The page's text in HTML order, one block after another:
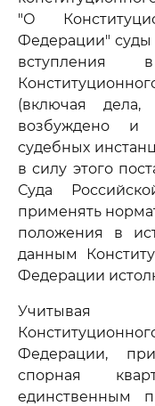
"О
Федерации" суды
вступления
(включая дела,
возбуждено и
судебных
в силу этого
Суда
применять
положения в
данным
Федерации
Учитывая
Федерации,
спорная
единственным